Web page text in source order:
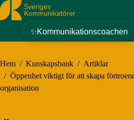
Sveriges Kommunikatörer
✨Kommunikationscoachen
Hem / Kunskapsbank / Artiklar
/ Öppenhet viktigt för att skapa
organisation